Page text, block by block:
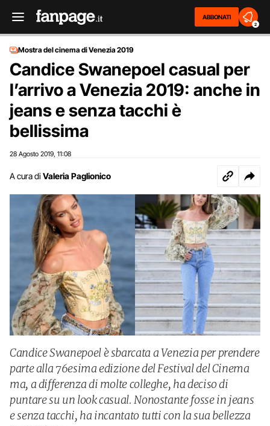
ABBONATI
2
Mostra del cinema di Venezia 2019
Candice Swanepoel casual per
l’arrivo a Venezia 2019: anche in
jeans e senza tacchi è
bellissima
28 Agosto 2019 11:08
A cura di Valeria Paglionico
Candice Swanepoel è sbarcata a Venezia per prendere
parte alla 76esima edizione del Festival del Cinema
ma, a differenza di molte colleghe, ha deciso di
puntare su un look casual. Nonostante fosse in jeans
e senza tacchi, ha incantato tutti con la sua bellezza